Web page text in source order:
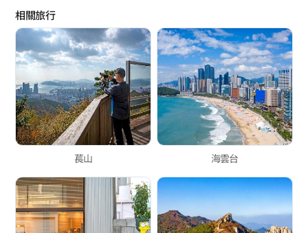
相關旅行
萇山 海雲台